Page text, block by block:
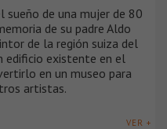
sueño de una mujer de 80
de su padre Aldo
de la región suiza del
edificio existente en el
en un museo para
artistas.
VER +